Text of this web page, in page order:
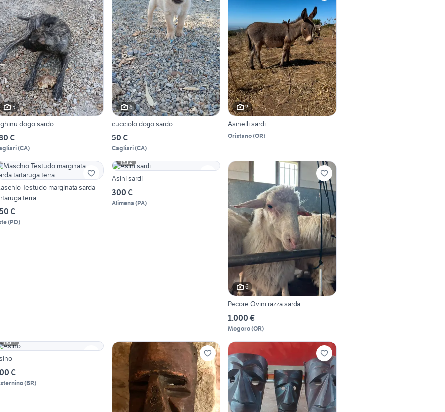
5
dogo sardo
€
(CA)
6
cucciolo dogo sardo
50 €
Cagliari(CA)
2
Asinelli sardi
Oristano(OR)
Testudo marginata sarda
terra
€
(PD)
2
Asini sardi
300 €
Alimena (PA)
6
Pecore Ovini razza sarda
1.000 €
Mogoro(OR)
5
€
(BR)